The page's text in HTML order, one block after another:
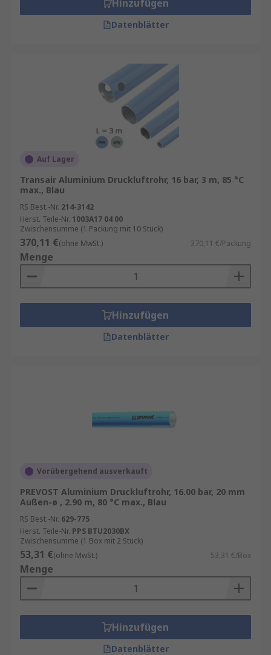
Hinzufügen
Datenblätter
Auf Lager
Transair Aluminium Druckluftrohr, 16 bar, 3 m, 85 °C
max., Blau
RS Best.-Nr. 214-3142
Herst. Teile-Nr. 1003A17 04 00
Zwischensumme (1 Packung mit 10 Stück)
370,11 €(ohne MwSt.) 370,11 €/Packung
Menge
Hinzufügen
Datenblätter
Vorübergehend ausverkauft
PREVOST Aluminium Druckluftrohr, 16.00 bar, 20 mm
Außen-ø , 2.90 m, 80 °C max., Blau
RS Best.-Nr. 629-775
Herst. Teile-Nr. PPS BTU2030BX
Zwischensumme (1 Box mit 2 Stück)
53,31 €(ohne MwSt.) 53,31 €/Box
Menge
Hinzufügen
Datenblätter